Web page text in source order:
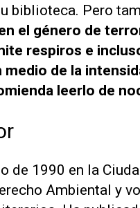
biblioteca. Pero
el género de
respiros e
medio de la
leerlo de
de 1990 en la
Ambiental y